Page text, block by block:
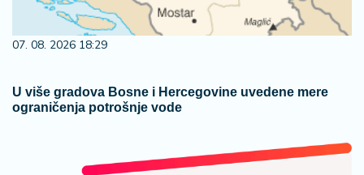
07. 08. 2026 18:29
U više gradova Bosne i Hercegovine uvedene mere
ograničenja potrošnje vode